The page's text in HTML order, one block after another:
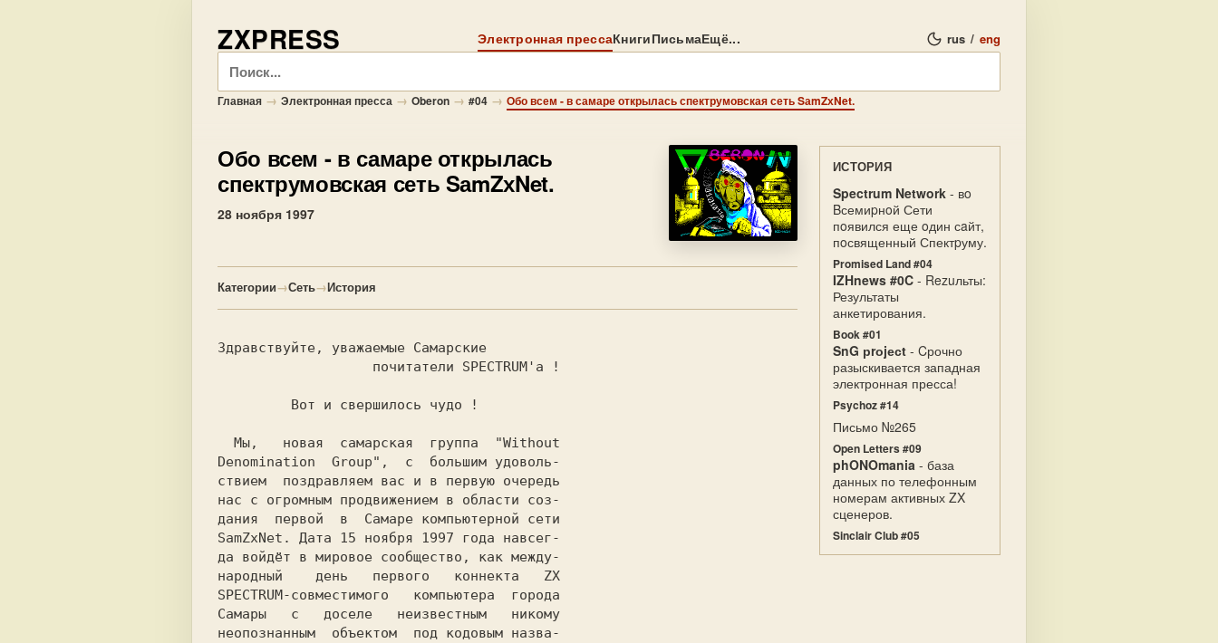
ZXPRESS Электронная прессаКнигиПисьмаЕщё... rus / eng
Поиск
Главная → Электронная пресса → Oberon → #04 → Обо всем - в самаре открылась спектрумовская сеть SаmZхNet.
Обо всем - в самаре открылась
спектрумовская сеть SаmZхNet.
28 ноября 1997
Категории→Сеть→История
Здравствуйте, уважаемые Самарские
Вот и свершилось чудо !
Мы, новая самарская группа
"Without
Denomination
Group", с
большим удоволь-
ствием
поздравляем вас и в первую очередь
нас с огромным продвижением в области соз-
дания
первой в
Самаре компьютерной сети
SamZxNet. Дата 15 ноября 1997 года навсег-
да войдёт в мировое сообщество, как между-
народный
день первого коннекта
ZX
SPECTRUM-совместимого
компьютера
города
Самары
с доселе неизвестным
никому
неопознанным
объектом
под кодовым назва-
ИСТОРИЯ
Spectrum Network - вo
Bсемиpнoй Сети
пoявился еще oдин сaйт,
пoсвященный Спектpуму.
Promised Land #04
IZHnews #0C - Rezuльты:
Результаты
анкетирования.
Book #01
SnG рrоjесt - Cрочно
разыскивается западная
электронная пресса!
Psychoz #14
Письмо №265
Open Letters #09
phONOmania - база
данных по телефонным
номерам активных ZX
сценеров.
Sinclair Club #05